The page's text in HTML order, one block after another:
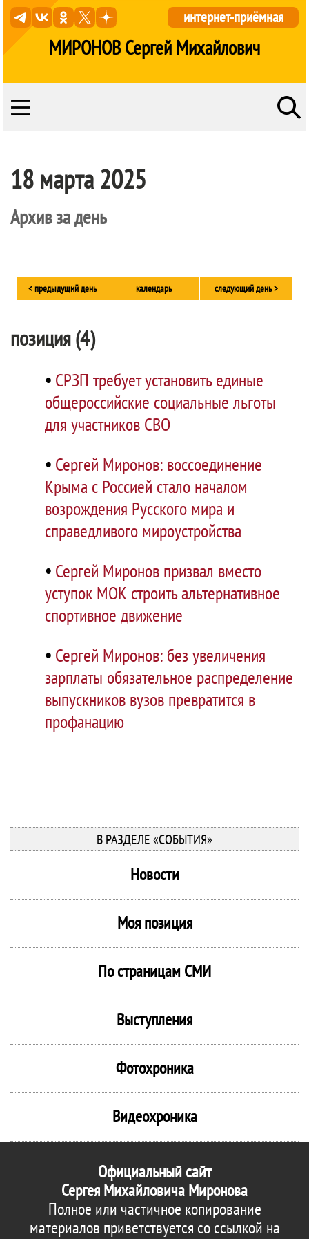
МИРОНОВ Сергей Михайлович
интернет-приёмная
18 марта 2025
Архив за день
< предыдущий день календарь следующий день >
позиция (4)
• СРЗП требует установить единые
общероссийские социальные льготы
для участников СВО
• Сергей Миронов: воссоединение
Крыма с Россией стало началом
возрождения Русского мира и
справедливого мироустройства
• Сергей Миронов призвал вместо
уступок МОК строить альтернативное
спортивное движение
• Сергей Миронов: без увеличения
зарплаты обязательное распределение
выпускников вузов превратится в
профанацию
В РАЗДЕЛЕ «СОБЫТИЯ»
Новости
Моя позиция
По страницам СМИ
Выступления
Фотохроника
Видеохроника
Официальный сайт
Сергея Михайловича Миронова
Полное или частичное копирование
материалов приветствуется со ссылкой на